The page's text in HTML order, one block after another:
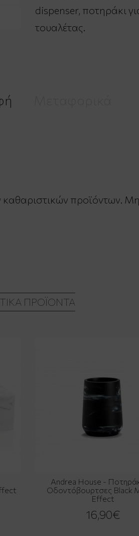
dispenser, ποτηράκι
τουαλέτας.
προϊόντων.
ΠΡΟΪΌΝΤΑ
Andrea House -
Οδοντόβουρτσες Black
Effect
16,90€